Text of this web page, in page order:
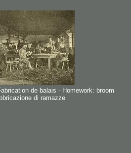
de balais - Homework: broom
di ramazze